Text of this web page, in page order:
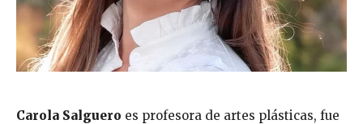
Carola Salguero es profesora de artes plásticas, fue